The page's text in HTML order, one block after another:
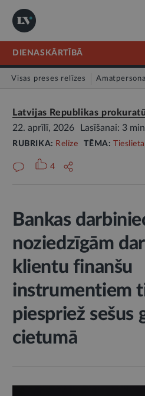
DIENASKĀRTĪBĀ
Visas preses relīzes
Latvijas Republikas
22. aprīlī, 2026
Lasīšanai: 3
RUBRIKA: Relīze TĒMA:
4
Bankas
noziedzīgām
klientu finanšu
instrumentiem
piespriež sešus
cietumā